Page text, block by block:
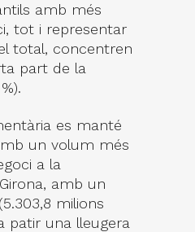
amb més
tot i representar
total, concentren
part de la
es manté
un volum més
a la
amb un
milions
patir una lleugera